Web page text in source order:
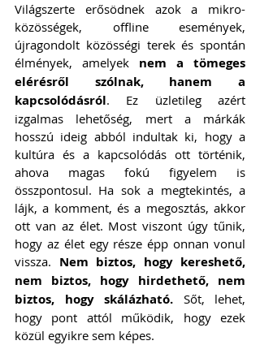
Világszerte erősödnek azok a mikro-
közösségek, offline események,
újragondolt közösségi terek és spontán
élmények, amelyek nem a tömeges
elérésről szólnak, hanem a
kapcsolódásról. Ez üzletileg azért
izgalmas lehetőség, mert a márkák
hosszú ideig abból indultak ki, hogy a
kultúra és a kapcsolódás ott történik,
ahova magas fokú figyelem is
összpontosul. Ha sok a megtekintés, a
lájk, a komment, és a megosztás, akkor
ott van az élet. Most viszont úgy tűnik,
hogy az élet egy része épp onnan vonul
vissza. Nem biztos, hogy kereshető,
nem biztos, hogy hirdethető, nem
biztos, hogy skálázható. Sőt, lehet,
hogy pont attól működik, hogy ezek
közül egyikre sem képes.